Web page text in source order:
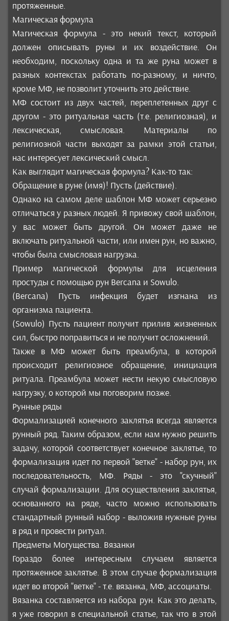
протяженные.
Магическая формула
Магическая формула - это некий текст, который
должен описывать руны и их воздействие. Он
необходим, поскольку одна и та же руна может в
разных контекстах работать по-разному, и ничто,
кроме МФ, не позволит уточнить это действие.
МФ состоит из двух частей, переплетенных друг с
другом - это ритуальная часть (т.е. религиозная), и
лексическая, смысловая. Материалы по
религиозной части выходят за рамки этой статьи,
нас интересует лексический смысл.
Как выглядит магическая формула? Как-то так:
Обращение в руне (имя)! Пусть (действие).
Однако на самом деле шаблон МФ может серьезно
отличаться у разных людей. Я привожу свой шаблон,
у вас может быть другой. Он может даже не
включать ритуальной части, или имен рун, но важно,
чтобы была смысловая нагрузка.
Пример магической формулы для исцеления
простуды с помощью рун Bercana и Sowulo.
(Bercana) Пусть инфекция будет изгнана из
организма пациента.
(Sowulo) Пусть пациент получит прилив жизненных
сил, быстро поправиться и не получит осложнений.
Также в МФ может быть преамбула, в которой
происходит религиозное обращение, инициация
ритуала. Преамбула может нести некую смысловую
нагрузку, о которой мы поговорим позже.
Рунные ряды
Формализацией конечного заклятья всегда является
рунный ряд. Таким образом, если нам нужно решить
задачу, которой соответствует конечное заклятье, то
формализация идет по первой "ветке" - набор рун, их
последовательность, МФ. Ряды - это "скучный"
случай формализации. Для осуществления заклятья,
основанного на ряде, часто можно использовать
стандартный рунный набор - выложив нужные руны
в ряд и провести ритуал.
Предметы Могущества. Вязанки
Гораздо более интересным случаем является
протяженное заклятье. В этом случае формализация
идет во второй "ветке" - т.е. вязанка, МФ, ассоциаты.
Вязанка составляется из набора рун. Как это делать,
я уже говорил в специальной статье, так что в этой